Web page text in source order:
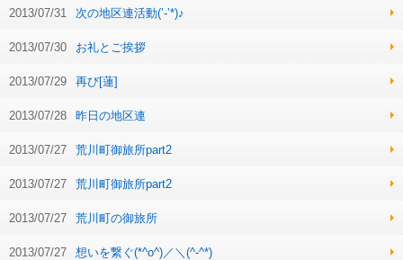
2013/07/31 次の地区連活動(’-’*)♪
2013/07/30 お礼とご挨拶
2013/07/29 再び[蓮]
2013/07/28 昨日の地区連
2013/07/27 荒川町御旅所part2
2013/07/27 荒川町御旅所part2
2013/07/27 荒川町の御旅所
2013/07/27 想いを繋ぐ(*^o^)／＼(^-^*)